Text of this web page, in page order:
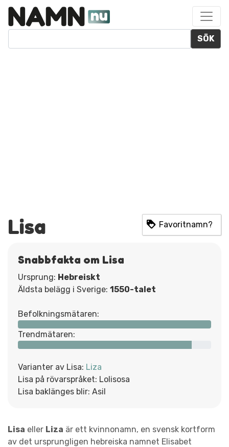
SÖK
Lisa Favoritnamn?
Snabbfakta om Lisa
Ursprung: Hebreiskt
Äldsta belägg i Sverige: 1550-talet
Befolkningsmätaren:
Trendmätaren:
Varianter av Lisa: Liza
Lisa på rövarspråket: Lolisosa
Lisa baklänges blir: Asil
Lisa eller Liza är ett kvinnonamn, en svensk kortform
av det ursprungligen hebreiska namnet Elisabet